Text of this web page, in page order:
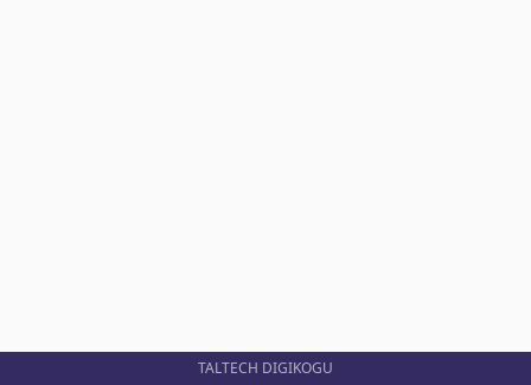
TALTECH DIGIKOGU